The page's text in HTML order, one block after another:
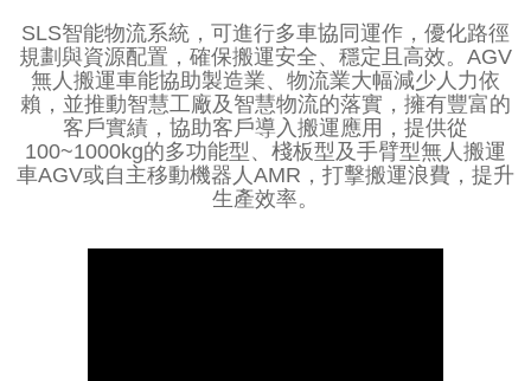
SLS智能物流系統，可進行多車協同運作，優化路徑
規劃與資源配置，確保搬運安全、穩定且高效。AGV
無人搬運車能協助製造業、物流業大幅減少人力依
賴，並推動智慧工廠及智慧物流的落實，擁有豐富的
客戶實績 ，協助客戶導入搬運應用 ，提供從
100~1000kg的多功能型 、 棧板型及手臂型無人搬運
車AGV或自主移動機器人AMR，打擊搬運浪費，提升
生產效率。